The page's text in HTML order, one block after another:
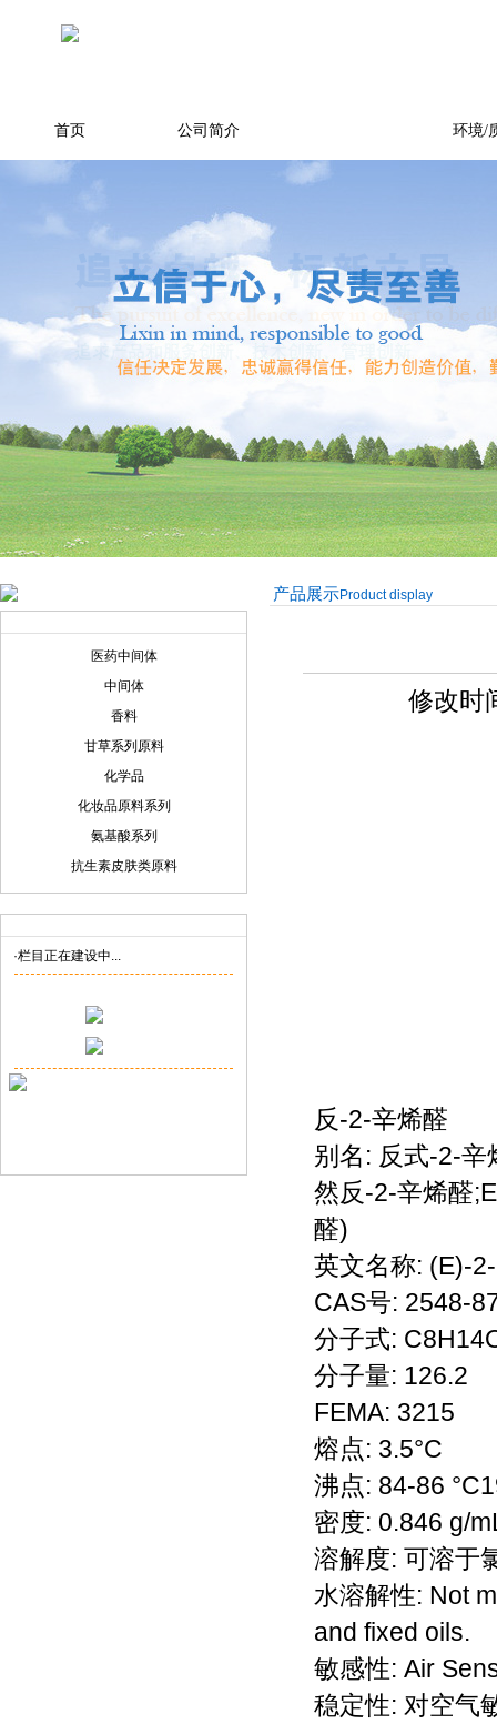
首页 公司简介 环境/
医药中间体
中间体
香料
甘草系列原料
化学品
化妆品原料系列
氨基酸系列
抗生素皮肤类原料
·栏目正在建设中...
产品展示Product display
修改时
反-2-辛烯醛
别名: 反式-2-辛
然反-2-辛烯醛
醛)
英文名称: (E)-
CAS号: 2548-
分子式:
分子量: 126.2
FEMA: 3215
熔点: 3.5°C
沸点: 84-86
密度: 0.846 g/
溶解度: 可溶于
水溶解性: Not
and fixed oils.
敏感性: Air
稳定性: 对空气